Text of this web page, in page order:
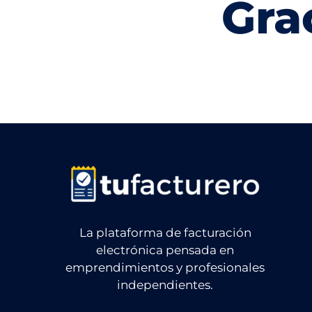
La plataforma de facturación
electrónica pensada en
emprendimientos y profesionales
independientes.